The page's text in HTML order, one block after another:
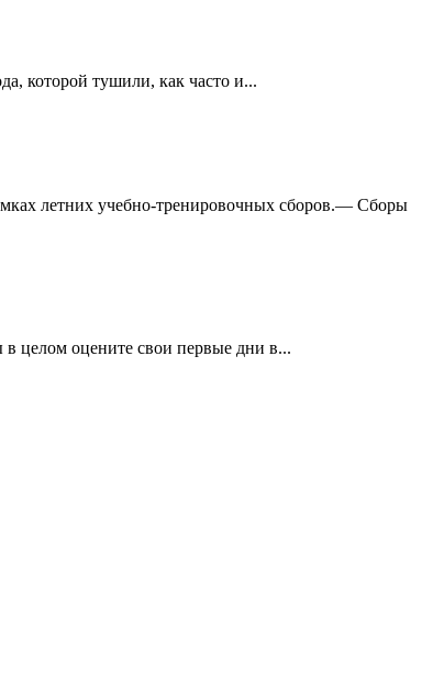
которой тушили, как часто и...
летних учебно-тренировочных сборов.— Сборы
целом оцените свои первые дни в...